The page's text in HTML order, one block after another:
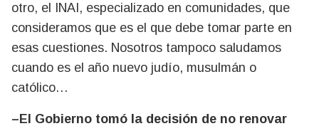
otro, el INAI, especializado en comunidades, que
consideramos que es el que debe tomar parte en
esas cuestiones. Nosotros tampoco saludamos
cuando es el año nuevo judío, musulmán o
católico…
–El Gobierno tomó la decisión de no renovar